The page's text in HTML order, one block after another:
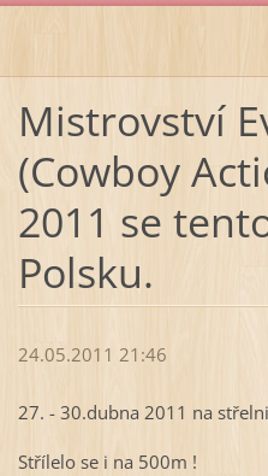
Mistrovství
(Cowboy
2011 se
Polsku.
24.05.2011 21:46
27. - 30.dubna 2011 na
Střílelo se i na 500m !